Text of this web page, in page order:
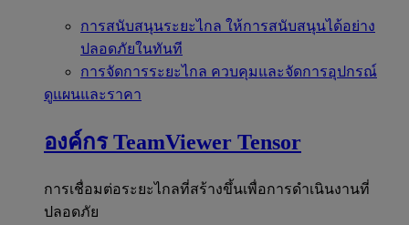
การสนับสนุนระยะไกล ให้การสนับสนุนได้อย่าง
ปลอดภัยในทันที
การจัดการระยะไกล ควบคุมและจัดการอุปกรณ์
ดูแผนและราคา
องค์กร TeamViewer Tensor
การเชื่อมต่อระยะไกลที่สร้างขึ้นเพื่อการดำเนินงานที่
ปลอดภัย